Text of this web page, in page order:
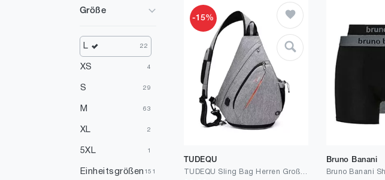
Rosa 1
1
Größe
L 22
XS 4
S 29
M 63
XL 2
5XL 1
Einheitsgrößen 151
-15%
TUDEQU
Bruno Banani